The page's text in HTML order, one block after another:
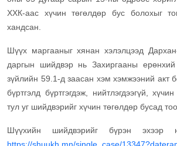
ХХК-аас хүчин төгөлдөр бус болохыг
хандсан.
Шүүх маргааныг хянан хэлэлцээд
даргын шийдвэр нь Захиргааны
зүйлийн 59.1-д заасан хэм хэмжээний акт
бүртгэлд бүртгэгдэж, нийтлэгдээгүй,
тул уг шийдвэрийг хүчин төгөлдөр бусад
Шүүхийн шийдвэрийг бүрэн эхээр